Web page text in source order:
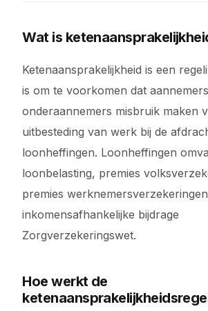
Wat is
Ketenaansprakelijkheid is een
is om te voorkomen dat
onderaannemers misbruik maken
uitbesteding van werk bij de
loonheffingen. Loonheffingen
loonbelasting, premies
premies
inkomensafhankelijke bijdrage
Zorgverzekeringswet.
Hoe werkt de